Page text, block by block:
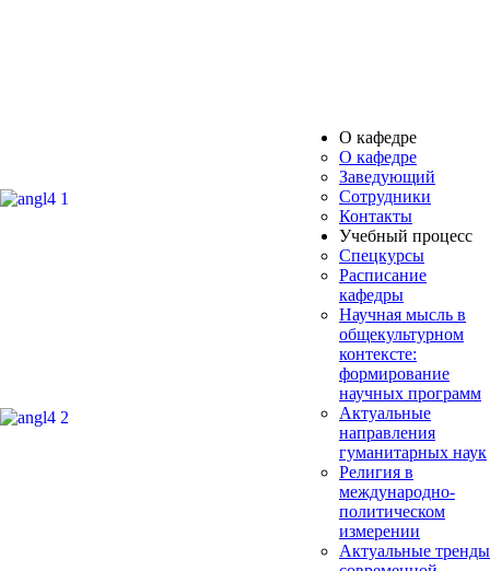
О кафедре
О кафедре
Заведующий
Сотрудники
Контакты
Учебный процесс
Спецкурсы
Расписание
кафедры
Научная мысль в
общекультурном
контексте:
формирование
научных программ
Актуальные
направления
гуманитарных наук
Религия в
международно-
политическом
измерении
Актуальные тренды